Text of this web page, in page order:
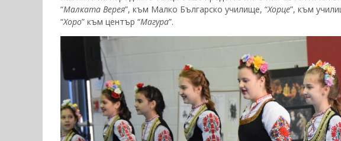
“Малката Верея”, към Малко Българско училище, “Хорце”, към
“Хоро” към център “Магура”.